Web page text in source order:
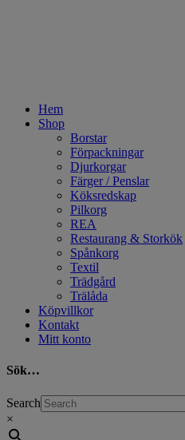
Hem
Shop
Borstar
Förpackningar
Djurkorgar
Färger / Penslar
Köksredskap
Pilkorg
REA
Restaurang & Storkök
Spånkorg
Textil
Trädgård
Trälåda
Köpvillkor
Kontakt
Mitt konto
Sök…
Search
×